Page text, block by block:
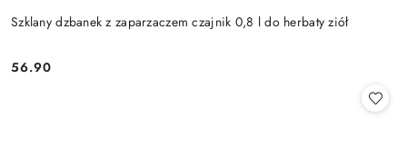
Szklany dzbanek z zaparzaczem czajnik 0,8 l do herbaty ziół
Cena:
56.90